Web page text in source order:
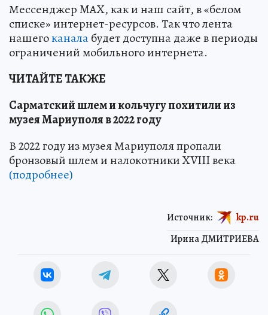
Мессенджер MAX, как и наш сайт, в «белом
списке» интернет-ресурсов. Так что лента
нашегоканалабудет доступна даже в периоды
ограничений мобильного интернета.
ЧИТАЙТЕ ТАКЖЕ
Сарматский шлем и кольчугу похитили из
музея Мариуполя в 2022 году
В 2022 году из музея Мариуполя пропали
бронзовый шлем и налокотники XVIII века
(подробнее)
Ирина ДМИТРИЕВА
Источник: kp.ru